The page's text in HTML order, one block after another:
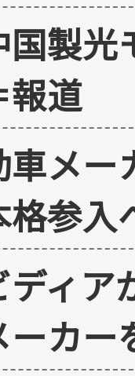
製光
報道
車メ
参入
ィア
カー